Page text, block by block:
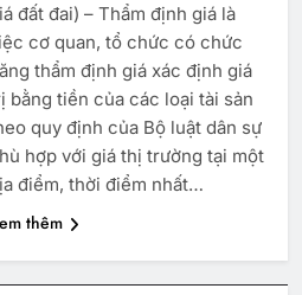
đất đai) – Thẩm định giá là
cơ quan, tổ chức có chức
thẩm định giá xác định giá
bằng tiền của các loại tài sản
quy định của Bộ luật dân sự
hợp với giá thị trường tại một
điểm, thời điểm nhất…
thêm